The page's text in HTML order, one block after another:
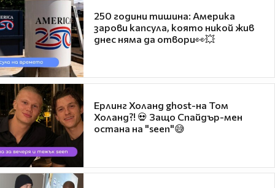
250 години тишина: Америка
зарови капсула, която никой жив
днес няма да отвори👀💥
Ерлинг Холанд ghost-на Том
Холанд?! 💀 Защо Спайдър-мен
остана на "seen"😅